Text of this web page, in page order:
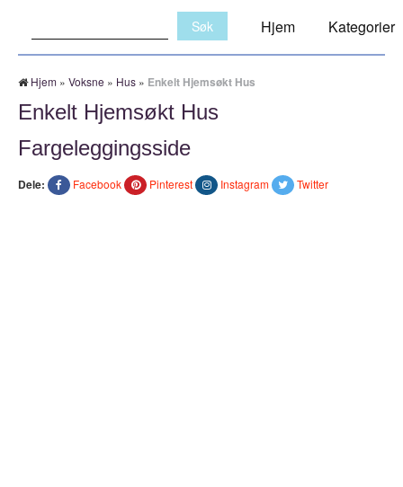
Hjem Kategorier
Hjem » Voksne » Hus » Enkelt Hjemsøkt Hus
Enkelt Hjemsøkt Hus
Fargeleggingsside
Dele: Facebook Pinterest Instagram Twitter